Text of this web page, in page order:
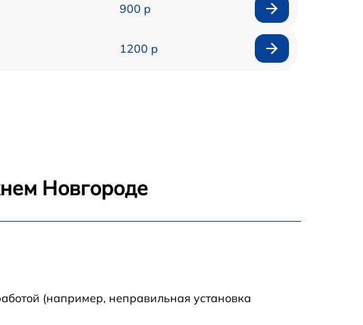
900 р
1200 р
Новгороде
(например, неправильная установка